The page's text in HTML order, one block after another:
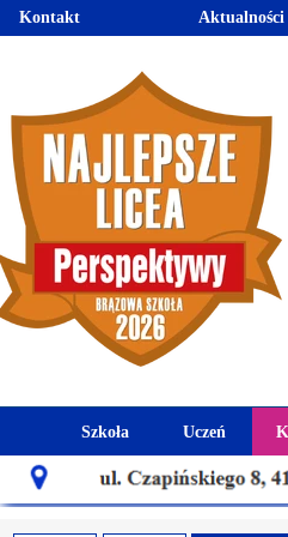
Szkoła
Historia szkoły
Uczeń
Kalendarz
Aktualności
Kontakt